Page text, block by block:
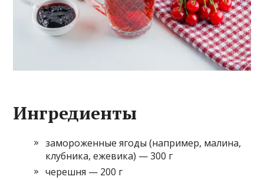
Ингредиенты
замороженные ягоды (например, малина,
клубника, ежевика) — 300 г
черешня — 200 г